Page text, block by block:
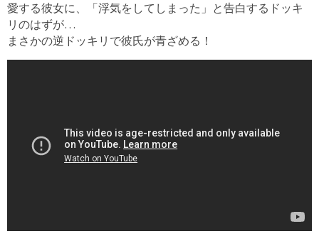
愛する彼女に、「浮気をしてしまった」と告白するドッキ
リのはずが…
まさかの逆ドッキリで彼氏が青ざめる！